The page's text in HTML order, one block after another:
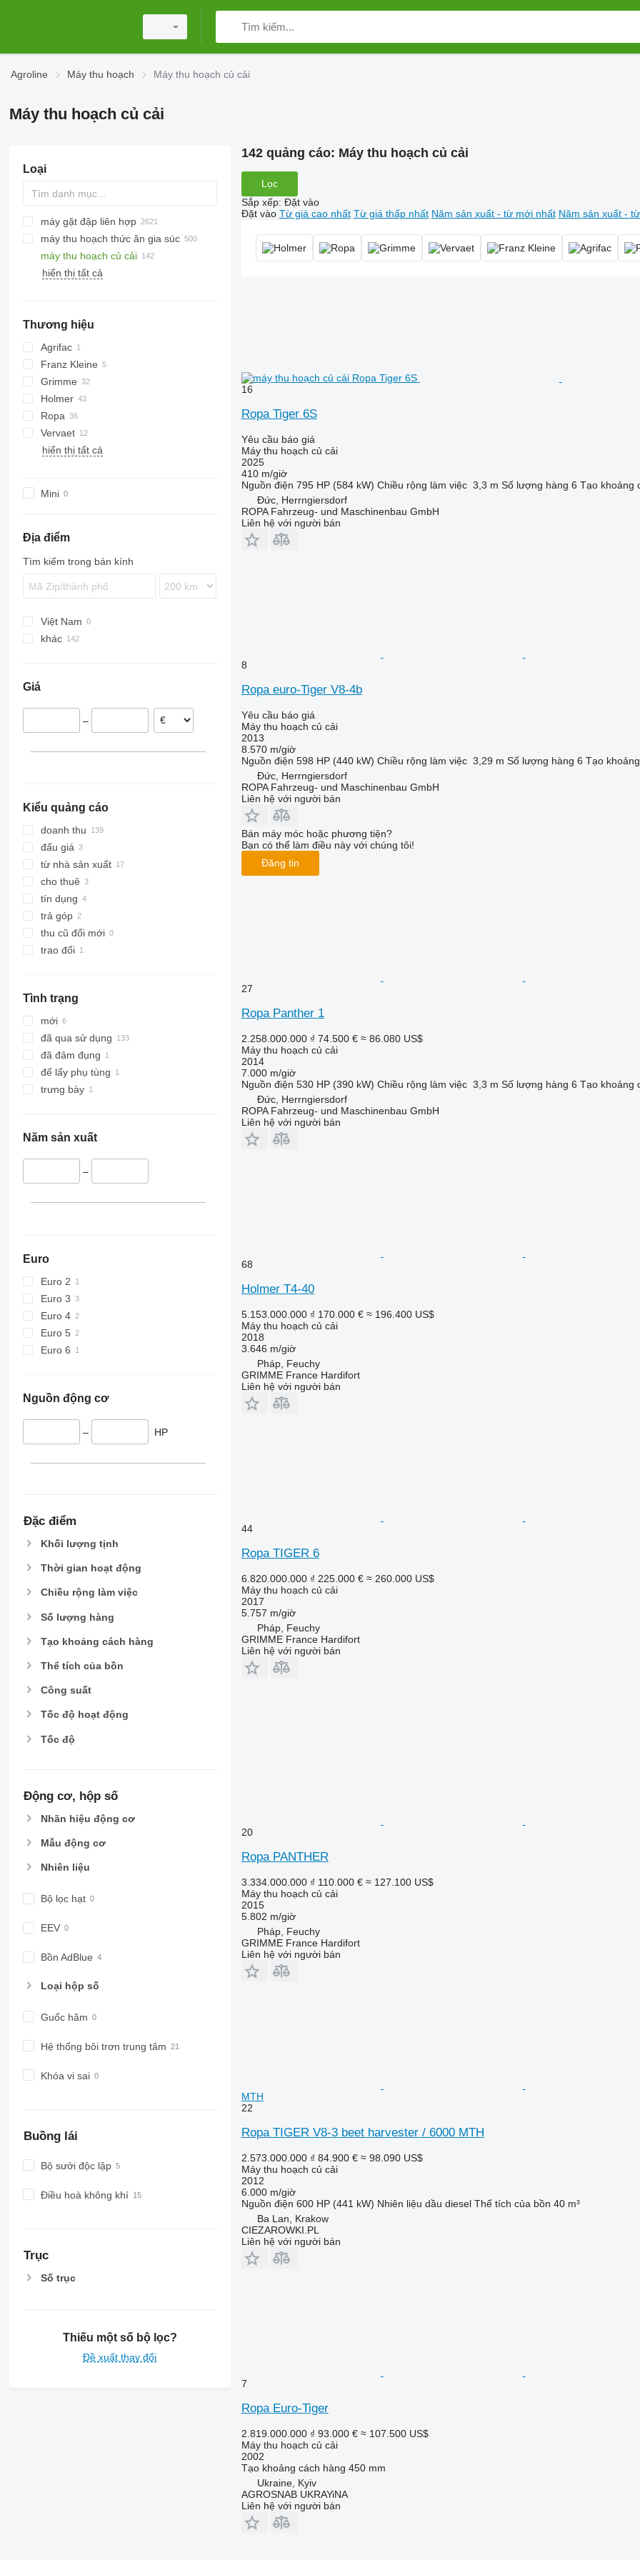
Agroline Máy thu hoạch Máy thu hoạch củ cải
Máy thu hoạch củ cải
Loại
máy gặt đập liên hợp
máy thu hoạch thức ăn gia súc
máy thu hoạch củ cải
hiển thị tất cả
Thương hiệu
Agrifac
Franz Kleine
RL
SF
Grimme
EVO
MAXTRON
REXOR
Holmer
TV
Terra
Ropa
Maus
Panther
V-series
Vervaet
617
hiển thị tất cả
Mini
Địa điểm
Tìm kiếm trong bán kính
Việt Nam
khác
Ba Lan
Đan Mạch
Giá
–
Kiểu quảng cáo
doanh thu
đấu giá
từ nhà sản xuất
cho thuê
tín dụng
trả góp
thu cũ đổi mới
trao đổi
Tình trạng
mới
đã qua sử dụng
đã đâm đụng
để lấy phụ tùng
trưng bày
Năm sản xuất
–
Euro
Euro 2
Euro 3
Euro 4
Euro 5
Euro 6
Nguồn động cơ
– HP
Đặc điểm
Khối lượng tịnh
Thời gian hoạt động
Chiều rộng làm việc
Số lượng hàng
Tạo khoảng cách hàng
Thể tích của bồn
Công suất
Tốc độ hoạt động
Tốc độ
Động cơ, hộp số
Nhãn hiệu động cơ
Mẫu động cơ
Nhiên liệu
Bộ lọc hạt
EEV
Bồn AdBlue
Loại hộp số
Guốc hãm
Hệ thống bôi trơn trung tâm
Khóa vi sai
Buồng lái
Bộ sưởi độc lập
Điều hoà không khí
Trục
Số trục
Thiếu một số bộ lọc?
Đề xuất thay đổi
142 quảng cáo: Máy thu hoạch củ cải
Lọc
Sắp xếp: Đặt vào
Đặt vào Từ giá cao nhất Từ giá thấp nhất Năm sản xuất - từ mới nhất Năm sản xuất -
16
Ropa Tiger 6S
Yêu cầu báo giá
Máy thu hoạch củ cải
2025
410 m/giờ
Nguồn điện 795 HP (584 kW) Chiều rộng làm việc 3,3 m Số lượng hàng 6 Tạo khoảng
Đức, Herrngiersdorf
ROPA Fahrzeug- und Maschinenbau GmbH
Liên hệ với người bán
8
Ropa euro-Tiger V8-4b
Yêu cầu báo giá
Máy thu hoạch củ cải
2013
8.570 m/giờ
Nguồn điện 598 HP (440 kW) Chiều rộng làm việc 3,29 m Số lượng hàng 6 Tạo
Đức, Herrngiersdorf
ROPA Fahrzeug- und Maschinenbau GmbH
Liên hệ với người bán
Bán máy móc hoặc phương tiện?
Bạn có thể làm điều này với chúng tôi!
Đăng tin
27
Ropa Panther 1
2.258.000.000 ₫ 74.500 € ≈ 86.080 US$
Máy thu hoạch củ cải
2014
7.000 m/giờ
Nguồn điện 530 HP (390 kW) Chiều rộng làm việc 3,3 m Số lượng hàng 6 Tạo khoảng
Đức, Herrngiersdorf
ROPA Fahrzeug- und Maschinenbau GmbH
Liên hệ với người bán
68
Holmer T4-40
5.153.000.000 ₫ 170.000 € ≈ 196.400 US$
Máy thu hoạch củ cải
2018
3.646 m/giờ
Pháp, Feuchy
GRIMME France Hardifort
Liên hệ với người bán
44
Ropa TIGER 6
6.820.000.000 ₫ 225.000 € ≈ 260.000 US$
Máy thu hoạch củ cải
2017
5.757 m/giờ
Pháp, Feuchy
GRIMME France Hardifort
Liên hệ với người bán
20
Ropa PANTHER
3.334.000.000 ₫ 110.000 € ≈ 127.100 US$
Máy thu hoạch củ cải
2015
5.802 m/giờ
Pháp, Feuchy
GRIMME France Hardifort
Liên hệ với người bán
MTH
22
Ropa TIGER V8-3 beet harvester / 6000 MTH
2.573.000.000 ₫ 84.900 € ≈ 98.090 US$
Máy thu hoạch củ cải
2012
6.000 m/giờ
Nguồn điện 600 HP (441 kW) Nhiên liệu dầu diesel Thể tích của bồn 40 m³
Ba Lan, Krakow
CIEZAROWKI.PL
Liên hệ với người bán
7
Ropa Euro-Tiger
2.819.000.000 ₫ 93.000 € ≈ 107.500 US$
Máy thu hoạch củ cải
2002
Tạo khoảng cách hàng 450 mm
Ukraine, Kyiv
AGROSNAB UKRAYiNA
Liên hệ với người bán